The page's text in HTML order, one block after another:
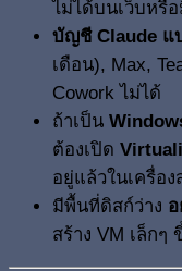
ไม่ได้บนเว็บหรื
บัญชี Claude แ
เดือน), Max,
Cowork ไม่ได้
ถ้าเป็น
ต้องเปิด
อยู่แล้วในเครื่อ
มีพื้นที่ดิสก์ว่าง
สร้าง VM เล็กๆ